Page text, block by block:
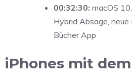
00:32:30: macOS
Hybrid Absage, neue
Bücher App
iPhones mit